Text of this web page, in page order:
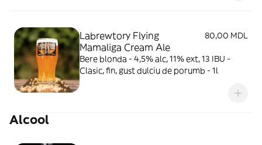
Labrewtory Flying
Mamaliga Cream Ale
80,00 MDL
Bere blonda - 4,5% alc, 11% ext, 13 IBU -
Clasic, fin, gust dulciu de porumb - 1l
Alcool